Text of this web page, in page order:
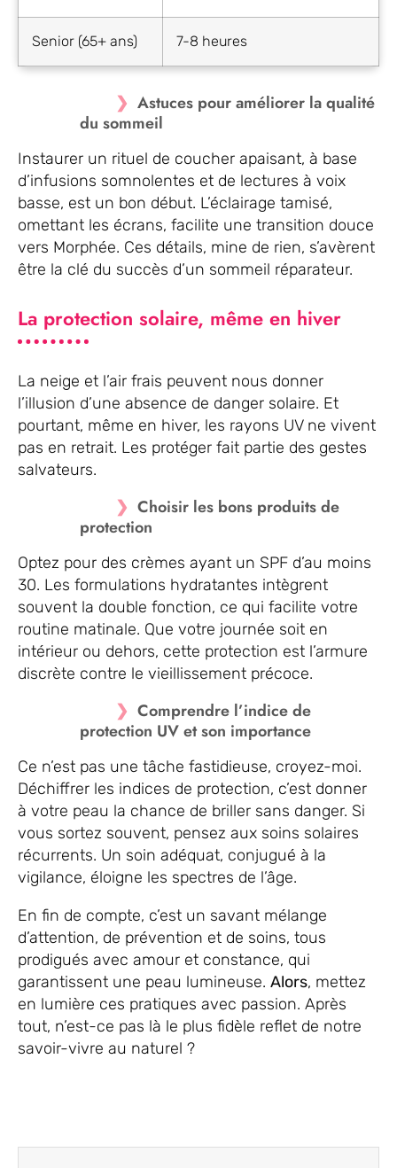
Senior (65+ ans) 7-8 heures
Astuces pour améliorer la qualité
du sommeil
Instaurer un rituel de coucher apaisant, à base
d’infusions somnolentes et de lectures à voix
basse, est un bon début. L’éclairage tamisé,
omettant les écrans, facilite une transition douce
vers Morphée. Ces détails, mine de rien, s’avèrent
être la clé du succès d’un sommeil réparateur.
La protection solaire, même en hiver
La neige et l’air frais peuvent nous donner
l’illusion d’une absence de danger solaire. Et
pourtant, même en hiver, les rayons UV ne vivent
pas en retrait. Les protéger fait partie des gestes
salvateurs.
Choisir les bons produits de
protection
Optez pour des crèmes ayant un SPF d’au moins
30. Les formulations hydratantes intègrent
souvent la double fonction, ce qui facilite votre
routine matinale. Que votre journée soit en
intérieur ou dehors, cette protection est l’armure
discrète contre le vieillissement précoce.
Comprendre l’indice de
protection UV et son importance
Ce n’est pas une tâche fastidieuse, croyez-moi.
Déchiffrer les indices de protection, c’est donner
à votre peau la chance de briller sans danger. Si
vous sortez souvent, pensez aux soins solaires
récurrents. Un soin adéquat, conjugué à la
vigilance, éloigne les spectres de l’âge.
En fin de compte, c’est un savant mélange
d’attention, de prévention et de soins, tous
prodigués avec amour et constance, qui
garantissent une peau lumineuse. Alors, mettez
en lumière ces pratiques avec passion. Après
tout, n’est-ce pas là le plus fidèle reflet de notre
savoir-vivre au naturel ?